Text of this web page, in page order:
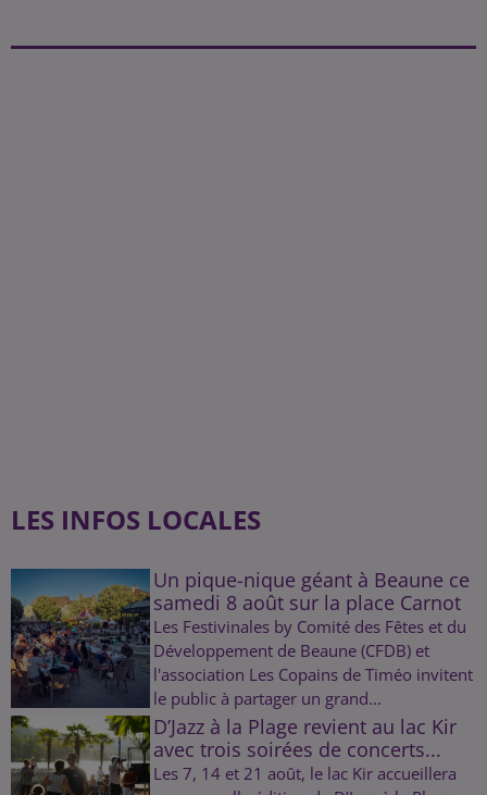
LES INFOS LOCALES
Un pique-nique géant à Beaune ce
samedi 8 août sur la place Carnot
Les Festivinales by Comité des Fêtes et du
Développement de Beaune (CFDB) et
l'association Les Copains de Timéo invitent
le public à partager un grand...
D’Jazz à la Plage revient au lac Kir
avec trois soirées de concerts...
Les 7, 14 et 21 août, le lac Kir accueillera